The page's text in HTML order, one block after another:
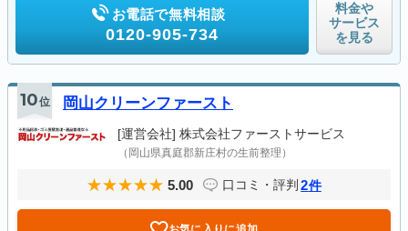
お電話で無料相談
0120-905-734
料金や
サービス
を見る
10位 岡山クリーンファースト
[運営会社] 株式会社ファーストサービス
（岡山県真庭郡新庄村の生前整理）
5.00 口コミ・評判 2件